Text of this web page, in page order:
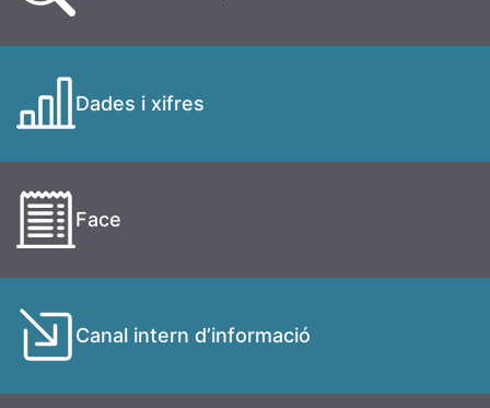
Dades i xifres
Face
Canal intern d’informació